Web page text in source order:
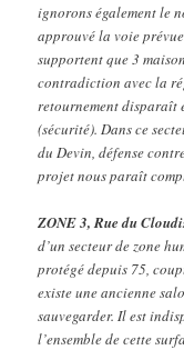
ignorons également le
approuvé la voie
supportent que 3
contradiction avec la
retournement disparaît
(sécurité). Dans ce
du Devin, défense
projet nous paraît
ZONE 3, Rue du
d’un secteur de zone
protégé depuis 75,
existe une ancienne
sauvegarder. Il est
l’ensemble de cette